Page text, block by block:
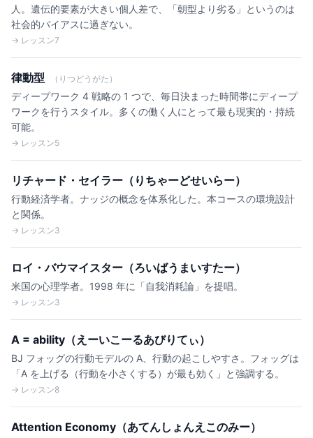
人。遺伝的要素が大きい個人差で、「朝型より劣る」というのは
社会的バイアスに過ぎない。
→ レッスン7
律動型 （りつどうがた）
ディープワーク 4 戦略の 1 つで、毎日決まった時間帯にディープ
ワークを行うスタイル。多くの働く人にとって最も現実的・持続
可能。
→ レッスン5
リチャード・セイラー（りちゃーどせいらー）
行動経済学者。ナッジの概念を体系化した。本コースの環境設計
と関係。
→ レッスン3
ロイ・バウマイスター（ろいばうまいすたー）
米国の心理学者。1998 年に「自我消耗論」を提唱。
→ レッスン3
A = ability（えーいこーるあびりてぃ）
BJ フォッグの行動モデルの A、行動の起こしやすさ。フォッグは
「A を上げる（行動を小さくする）が最も効く」と強調する。
→ レッスン8
Attention Economy（あてんしょんえこのみー）